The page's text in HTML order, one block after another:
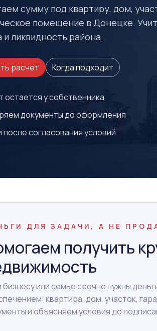
сумму под квартиру, дом,
помещение в Донецке.
и ликвидность района.
расчет Когда подходит
остается у собственника
документы до оформления
после согласования условий
ДЛЯ ЗАДАЧИ, А НЕ
получить
бизнесу или семье срочно нужны
квартира, дом, участок,
и объясняем условия до